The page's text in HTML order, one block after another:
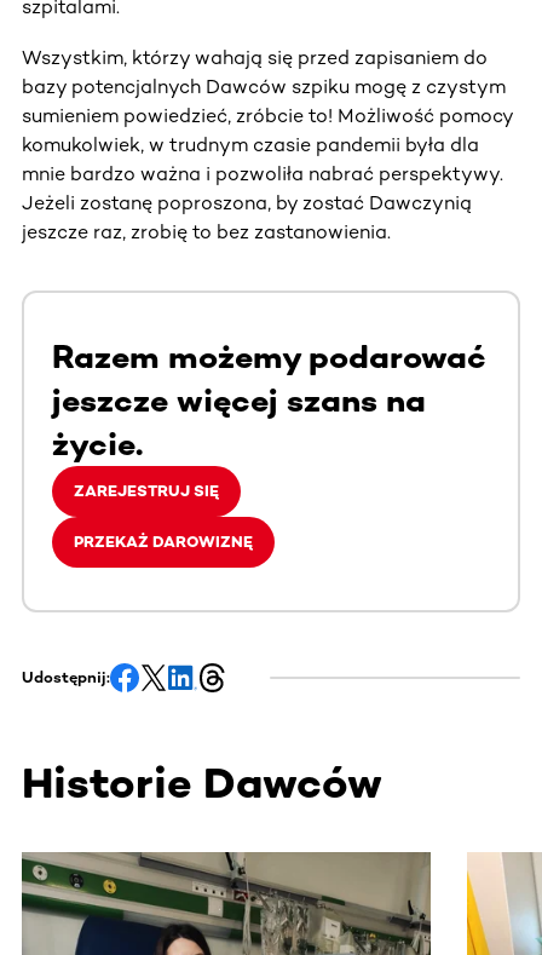
szpitalami.
Wszystkim, którzy wahają się przed zapisaniem do
bazy potencjalnych Dawców szpiku mogę z czystym
sumieniem powiedzieć, zróbcie to! Możliwość pomocy
komukolwiek, w trudnym czasie pandemii była dla
mnie bardzo ważna i pozwoliła nabrać perspektywy.
Jeżeli zostanę poproszona, by zostać Dawczynią
jeszcze raz, zrobię to bez zastanowienia.
Razem możemy podarować
jeszcze więcej szans na
życie.
ZAREJESTRUJ SIĘ
PRZEKAŻ DAROWIZNĘ
Udostępnij:
Historie Dawców
Ta sekcja zawiera treści przewijane w poziomie. Użyj